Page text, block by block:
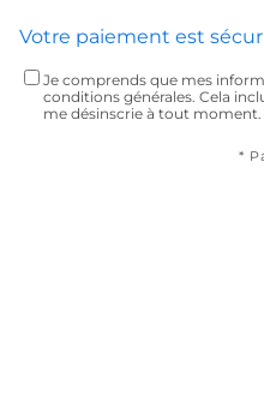
Votre paiement est
Je comprends que mes
conditions générales. Cela
me désinscrie à tout moment.
*